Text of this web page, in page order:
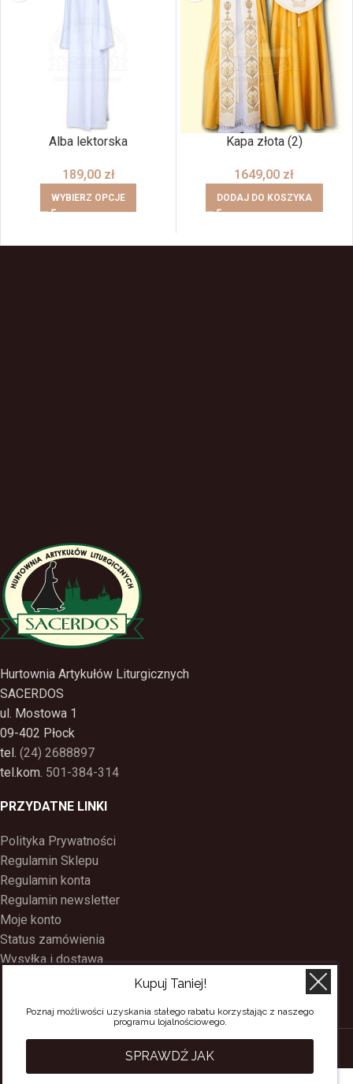
Alba lektorska
189,00 zł
WYBIERZ OPCJE
Kapa złota (2)
1649,00 zł
DODAJ DO KOSZYKA
Hurtownia Artykułów Liturgicznych
SACERDOS
ul. Mostowa 1
09-402 Płock
tel. (24) 2688897
tel.kom. 501-384-314
PRZYDATNE LINKI
Polityka Prywatności
Regulamin Sklepu
Regulamin konta
Regulamin newsletter
Moje konto
Status zamówienia
Wysyłka i dostawa
Program Lojalnościowy
SACERDOSCREATED BYBEEON TOP. PREMIUM WEB & E-COMMERCE
SOLUTIONS.
Kupuj Taniej!
Poznaj możliwości uzyskania stałego rabatu korzystając z naszego
programu lojalnościowego.
SPRAWDŹ JAK